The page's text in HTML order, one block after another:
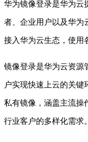
华为镜像登录是华为云
者、企业用户以及华为
接入华为云生态，使用
镜像登录是华为云资源
户实现快速上云的关键
私有镜像，涵盖主流操
行业客户的多样化需求。